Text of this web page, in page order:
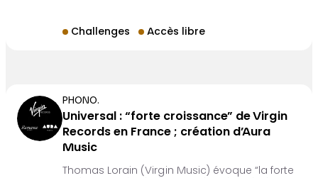
Challenges Accès libre
PHONO.
Universal : “forte croissance” de Virgin
Records en France ; création d’Aura
Music
Thomas Lorain (Virgin Music) évoque “la forte